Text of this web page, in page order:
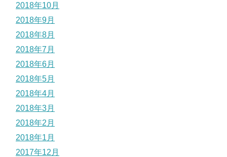
2018年10月
2018年9月
2018年8月
2018年7月
2018年6月
2018年5月
2018年4月
2018年3月
2018年2月
2018年1月
2017年12月